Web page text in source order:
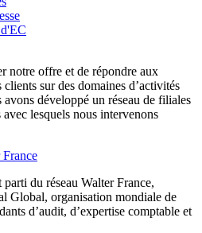
notre offre et de répondre aux
clients sur des domaines d’activités
avons développé un réseau de filiales
avec lesquels nous intervenons
France
du réseau Walter France,
Global, organisation mondiale de
d’audit, d’expertise comptable et